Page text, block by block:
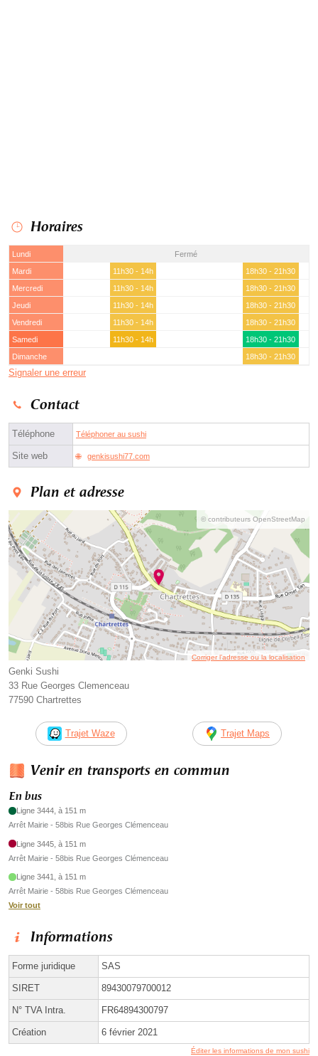
Horaires
Lundi
Fermé
Mardi
11h30 - 14h
18h30 - 21h30
Mercredi
11h30 - 14h
18h30 - 21h30
Jeudi
11h30 - 14h
18h30 - 21h30
Vendredi
11h30 - 14h
18h30 - 21h30
Samedi
11h30 - 14h
18h30 - 21h30
Dimanche
18h30 - 21h30
Signaler une erreur
Contact
Téléphone Téléphoner au sushi
Site web genkisushi77.com
Plan et adresse
© contributeurs OpenStreetMap
Corriger l’adresse ou la localisation
Genki Sushi
33 Rue Georges Clemenceau
77590 Chartrettes
Trajet Waze Trajet Maps
Venir en transports en commun
En bus
Ligne 3444, à 151 m
Arrêt Mairie - 58bis Rue Georges Clémenceau
Ligne 3445, à 151 m
Arrêt Mairie - 58bis Rue Georges Clémenceau
Ligne 3441, à 151 m
Arrêt Mairie - 58bis Rue Georges Clémenceau
Voir tout
Informations
Forme juridique SAS
SIRET 89430079700012
N° TVA Intra. FR64894300797
Création 6 février 2021
Éditer les informations de mon sushi